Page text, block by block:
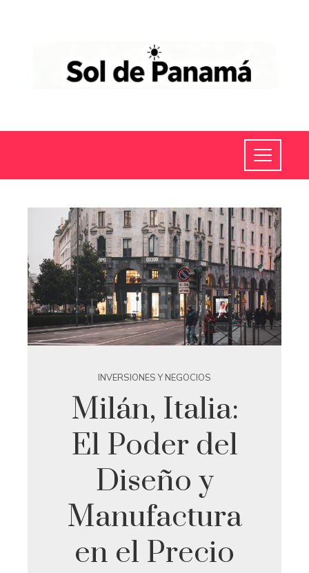
INVERSIONES Y NEGOCIOS
Milán, Italia:
El Poder del
Diseño y
Manufactura
en el Precio